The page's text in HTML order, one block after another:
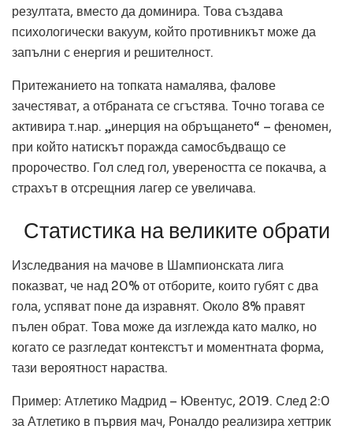
резултата, вместо да доминира. Това създава
психологически вакуум, който противникът може да
запълни с енергия и решителност.
Притежанието на топката намалява, фалове
зачестяват, а отбраната се сгъстява. Точно тогава се
активира т.нар. „инерция на обръщането“ – феномен,
при който натискът поражда самосбъдващо се
пророчество. Гол след гол, увереността се покачва, а
страхът в отсрещния лагер се увеличава.
Статистика на великите обрати
Изследвания на мачове в Шампионската лига
показват, че над 20% от отборите, които губят с два
гола, успяват поне да изравнят. Около 8% правят
пълен обрат. Това може да изглежда като малко, но
когато се разгледат контекстът и моментната форма,
тази вероятност нараства.
Пример: Атлетико Мадрид – Ювентус, 2019. След 2:0
за Атлетико в първия мач, Роналдо реализира хеттрик